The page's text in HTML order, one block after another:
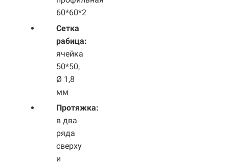
60*60*2
Сетка
рабица:
ячейка
50*50,
Ø 1,8
мм
Протяжка:
в два
ряда
сверху
и